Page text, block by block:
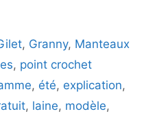
, Granny, Manteaux
, point crochet
, été, explication,
, laine, modèle,